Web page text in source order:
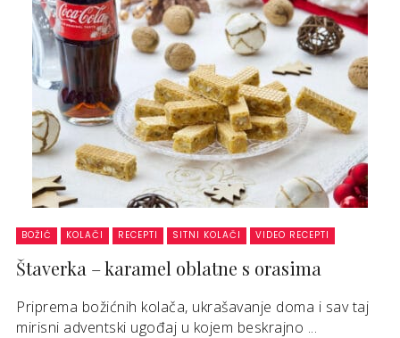
BOŽIĆ KOLAČI RECEPTI SITNI KOLAČI VIDEO RECEPTI
Štaverka – karamel oblatne s orasima
Priprema božićnih kolača, ukrašavanje doma i sav taj
mirisni adventski ugođaj u kojem beskrajno ...